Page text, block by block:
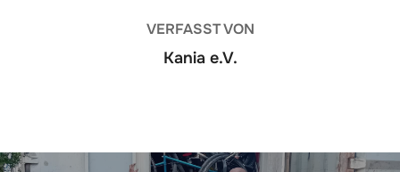
VERFASST VON
Kania e.V.